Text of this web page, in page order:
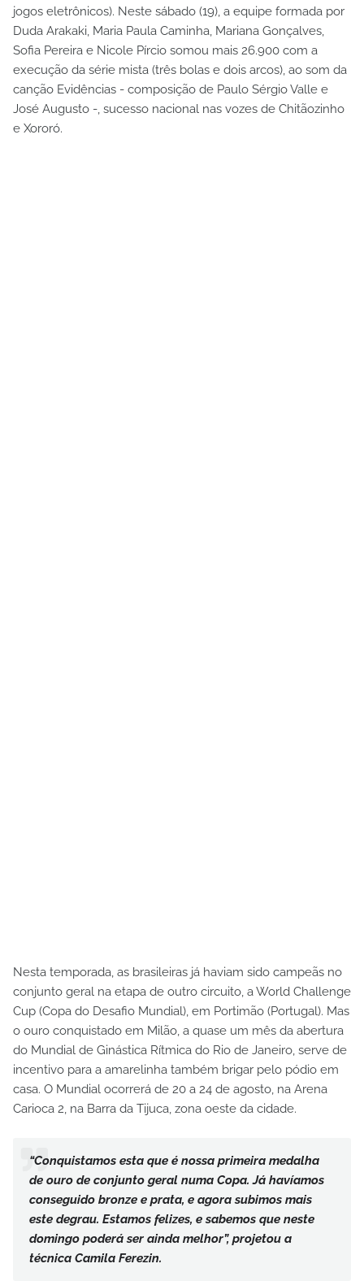
jogos eletrônicos). Neste sábado (19), a equipe formada por
Duda Arakaki, Maria Paula Caminha, Mariana Gonçalves,
Sofia Pereira e Nicole Pírcio somou mais 26.900 com a
execução da série mista (três bolas e dois arcos), ao som da
canção Evidências - composição de Paulo Sérgio Valle e
José Augusto -, sucesso nacional nas vozes de Chitãozinho
e Xororó.
Nesta temporada, as brasileiras já haviam sido campeãs no
conjunto geral na etapa de outro circuito, a World Challenge
Cup (Copa do Desafio Mundial), em Portimão (Portugal). Mas
o ouro conquistado em Milão, a quase um mês da abertura
do Mundial de Ginástica Rítmica do Rio de Janeiro, serve de
incentivo para a amarelinha também brigar pelo pódio em
casa. O Mundial ocorrerá de 20 a 24 de agosto, na Arena
Carioca 2, na Barra da Tijuca, zona oeste da cidade.
“Conquistamos esta que é nossa primeira medalha
de ouro de conjunto geral numa Copa. Já havíamos
conseguido bronze e prata, e agora subimos mais
este degrau. Estamos felizes, e sabemos que neste
domingo poderá ser ainda melhor”, projetou a
técnica Camila Ferezin.